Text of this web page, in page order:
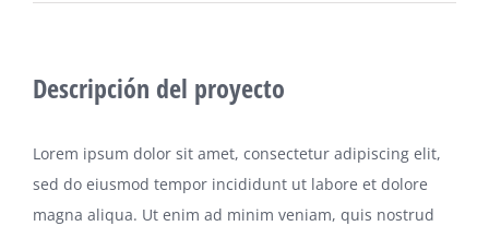
Descripción del proyecto
Lorem ipsum dolor sit amet, consectetur adipiscing elit,
sed do eiusmod tempor incididunt ut labore et dolore
magna aliqua. Ut enim ad minim veniam, quis nostrud